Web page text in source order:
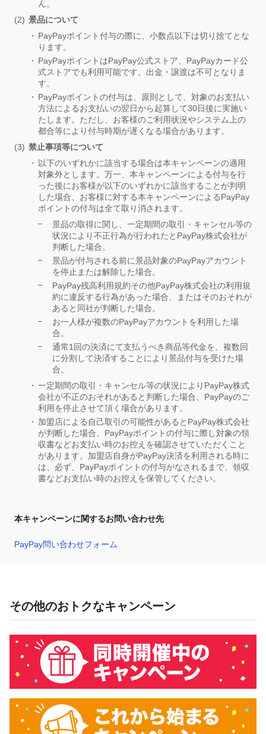
ん。
景品について
PayPayポイント付与の際に、小数点以下は切り捨てとな
ります。
PayPayポイントはPayPay公式ストア、PayPayカード公
式ストアでも利用可能です。出金・譲渡は不可となりま
す。
PayPayポイントの付与は、原則として、対象のお支払い
方法によるお支払いの翌日から起算して30日後に実施い
たします。ただし、お客様のご利用状況やシステム上の
都合等により付与時期が遅くなる場合があります。
禁止事項等について
以下のいずれかに該当する場合は本キャンペーンの適用
対象外とします。万一、本キャンペーンによる付与を行
った後にお客様が以下のいずれかに該当することが判明
した場合、お客様に対する本キャンペーンによるPayPay
ポイントの付与は全て取り消されます。
景品の取得に関し、一定期間の取引・キャンセル等の
状況により不正行為が行われたとPayPay株式会社が
判断した場合。
景品が付与される前に景品対象のPayPayアカウント
を停止または解除した場合。
PayPay残高利用規約その他PayPay株式会社の利用規
約に違反する行為があった場合、またはそのおそれが
あると同社が判断した場合。
お一人様が複数のPayPayアカウントを利用した場
合。
通常1回の決済にて支払うべき商品等代金を、複数回
に分割して決済することにより景品付与を受けた場
合。
一定期間の取引・キャンセル等の状況によりPayPay株式
会社が不正のおそれがあると判断した場合、PayPayのご
利用を停止させて頂く場合があります。
加盟店による自己取引の可能性があるとPayPay株式会社
が判断した場合、PayPayポイントの付与に際し対象の領
収書などお支払い時のお控えを確認させていただくこと
があります。加盟店自身がPayPay決済を利用される時に
は、必ず、PayPayポイントの付与がなされるまで、領収
書などお支払い時のお控えを保管してください。
本キャンペーンに関するお問い合わせ先
PayPay問い合わせフォーム
その他のおトクなキャンペーン